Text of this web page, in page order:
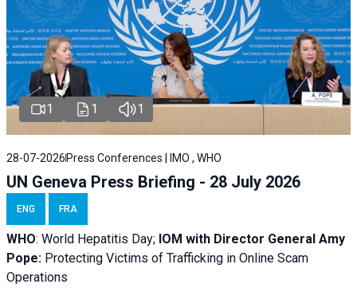
1 1 1
28-07-2026 Press Conferences | IMO , WHO
UN Geneva Press Briefing - 28 July 2026
ENG FRA
WHO: World Hepatitis Day; IOM with Director General Amy
Pope: Protecting Victims of Trafficking in Online Scam
Operations